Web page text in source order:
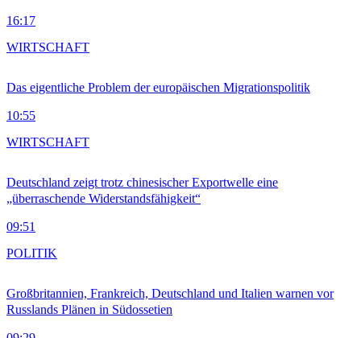
16:17
Das eigentliche Problem der europäischen Migrationspolitik
10:55
WIRTSCHAFT
Deutschland zeigt trotz chinesischer Exportwelle eine
„überraschende Widerstandsfähigkeit“
09:51
WIRTSCHAFT
Großbritannien, Frankreich, Deutschland und Italien warnen vor
Russlands Plänen in Südossetien
POLITIK